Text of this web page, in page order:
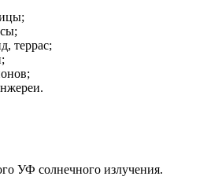
террас;
УФ солнечного излучения.